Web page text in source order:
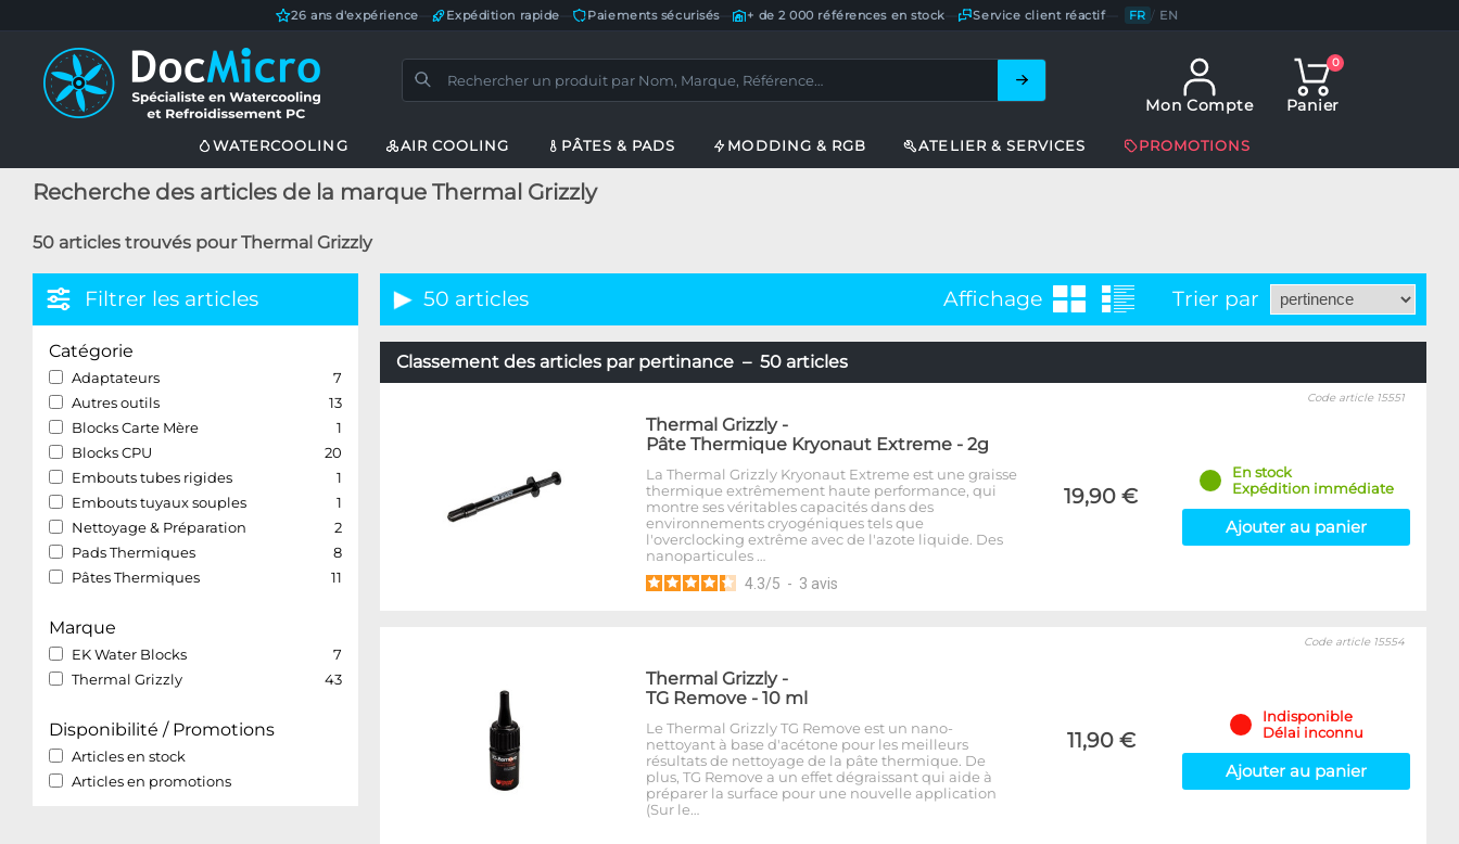
26 ans d'expérience Expédition rapide Paiements sécurisés— + de 2 000 références en stock Service client réactif— FR / EN
Mon Compte
0
Panier
WATERCOOLING AIR COOLING PÂTES & PADS MODDING & RGB ATELIER & SERVICES PROMOTIONS
Recherche des articles de la marque Thermal Grizzly
50 articles trouvés pour Thermal Grizzly
Filtrer les articles
Catégorie
Adaptateurs
7
Autres outils
13
Blocks Carte Mère
1
Blocks CPU
20
Embouts tubes rigides
1
Embouts tuyaux souples
1
Nettoyage & Préparation
2
Pads Thermiques
8
Pâtes Thermiques
11
Marque
EK Water Blocks
7
Thermal Grizzly
43
Disponibilité / Promotions
Articles en stock
Articles en promotions
50 articles Affichage Trier par
Classement des articles par pertinance – 50 articles
Thermal Grizzly-
Pâte Thermique Kryonaut Extreme - 2g
La Thermal Grizzly Kryonaut Extreme est une graisse
thermique extrêmement haute performance, qui
montre ses véritables capacités dans des
environnements cryogéniques tels que
l'overclocking extrême avec de l'azote liquide. Des
nanoparticules …
4.3/5 - 3 avis
19,90 €
Code article 15551
En stock
Expédition immédiate
Ajouter au panier
Thermal Grizzly-
TG Remove - 10 ml
Le Thermal Grizzly TG Remove est un nano-
nettoyant à base d'acétone pour les meilleurs
résultats de nettoyage de la pâte thermique. De
plus, TG Remove a un effet dégraissant qui aide à
préparer la surface pour une nouvelle application
(Sur le…
11,90 €
Code article 15554
Indisponible
Délai inconnu
Ajouter au panier